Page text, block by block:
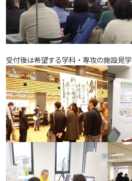
受付後は希望する学科・専攻の施設見学